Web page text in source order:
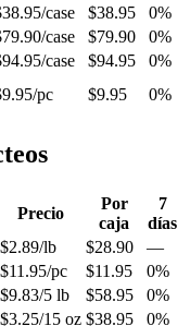
/case $38.95
0%
/case $79.90
0%
/case $94.95
0%
/pc $9.95 0%
Precio
Por
caja
7
días
$2.89/lb $28.90
—
$11.95/pc $11.95
0%
$9.83/5 lb $58.95
0%
$3.25/15 oz $38.95
0%